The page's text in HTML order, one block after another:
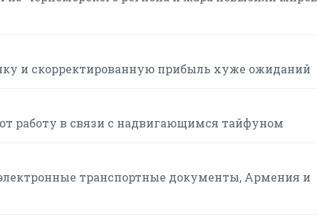
и скорректированную прибыль хуже ожиданий
работу в связи с надвигающимся тайфуном
транспортные документы, Армения и